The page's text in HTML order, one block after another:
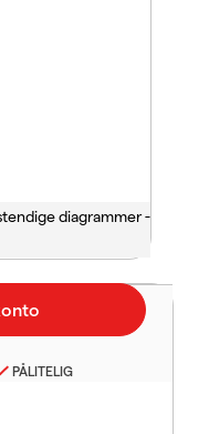
diagrammer -
PÅLITELIG